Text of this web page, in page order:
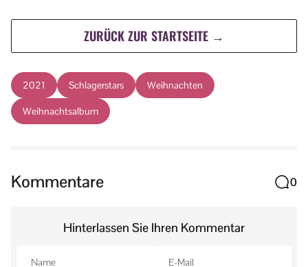
ZURÜCK ZUR STARTSEITE →
2021 Schlagerstars Weihnachten
Weihnachtsalbum
Kommentare 0
Hinterlassen Sie Ihren Kommentar